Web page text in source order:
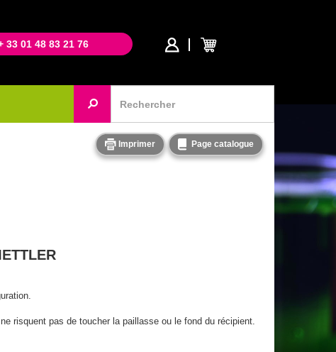
33 01 48 83 21 76
Imprimer Page catalogue
risquent pas de toucher la paillasse ou le fond du récipient.